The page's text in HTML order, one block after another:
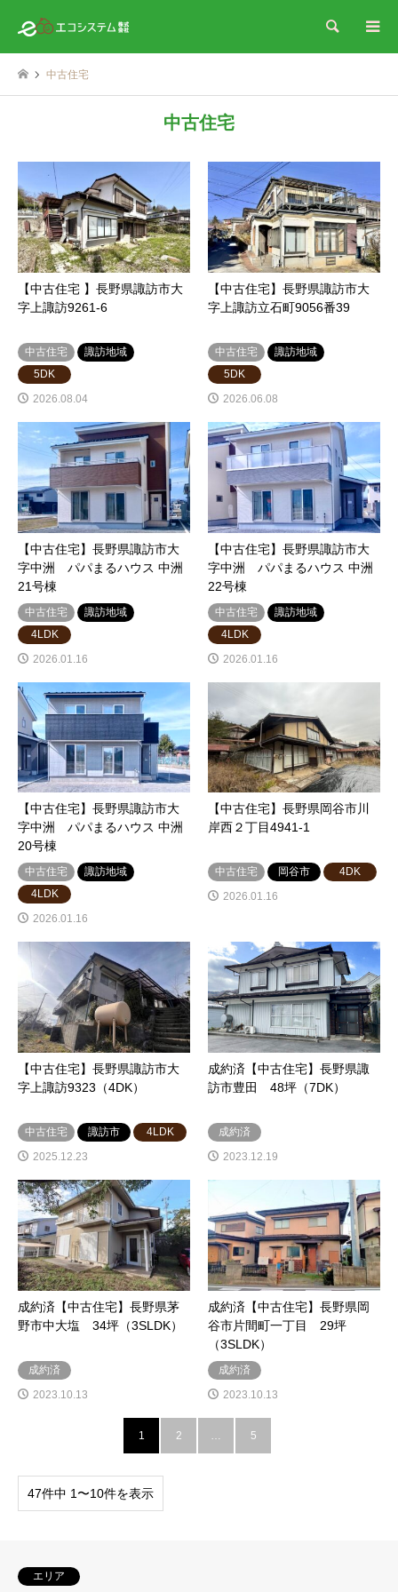
検索
中古住宅
中古住宅
【中古住宅 】長野県諏訪市大
字上諏訪9261-6
中古住宅
諏訪地域
5DK
2026.08.04
【中古住宅】長野県諏訪市大
字上諏訪立石町9056番39
中古住宅
諏訪地域
5DK
2026.06.08
【中古住宅】長野県諏訪市大
字中洲 パパまるハウス 中洲
21号棟
中古住宅
諏訪地域
4LDK
2026.01.16
【中古住宅】長野県諏訪市大
字中洲 パパまるハウス 中洲
22号棟
中古住宅
諏訪地域
4LDK
2026.01.16
【中古住宅】長野県諏訪市大
字中洲 パパまるハウス 中洲
20号棟
中古住宅
諏訪地域
4LDK
2026.01.16
【中古住宅】長野県岡谷市川
岸西２丁目4941-1
中古住宅 岡谷市
4DK
2026.01.16
【中古住宅】長野県諏訪市大
字上諏訪9323（4DK）
中古住宅 諏訪市
4LDK
2025.12.23
成約済【中古住宅】長野県諏
訪市豊田 48坪（7DK）
成約済
2023.12.19
成約済【中古住宅】長野県茅
野市中大塩 34坪（3SLDK）
成約済
2023.10.13
成約済【中古住宅】長野県岡
谷市片間町一丁目 29坪
（3SLDK）
成約済
2023.10.13
1 2 … 5
47件中 1〜10件を表示
エリア